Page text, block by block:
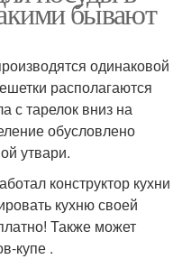
бывают
одинаковой
располагаются
с тарелок вниз на
обусловлено
утвари.
конструктор кухни
кухню своей
Также может
купе .